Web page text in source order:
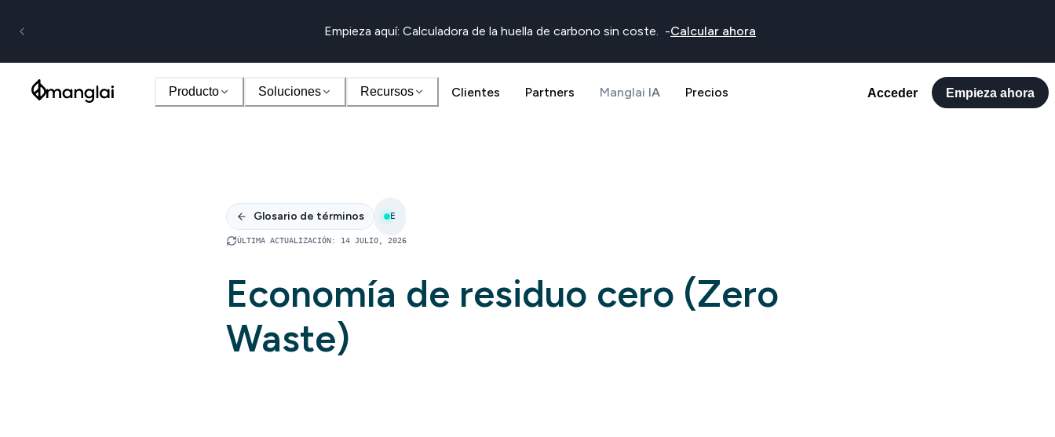
Empieza aquí: Calculadora de la huella de carbono sin coste. -Calcular ahora
Producto Soluciones Recursos Clientes Partners Manglai IA Precios Acceder Empieza ahora
Glosario de términos E
ÚLTIMA ACTUALIZACIÓN: 14 JULIO, 2026
Economía de residuo cero (Zero
Waste)